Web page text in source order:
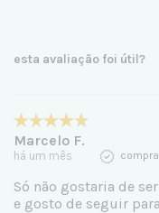
esta avaliação foi útil?
Marcelo F.
há um mês
Só não gostaria de
e gosto de seguir